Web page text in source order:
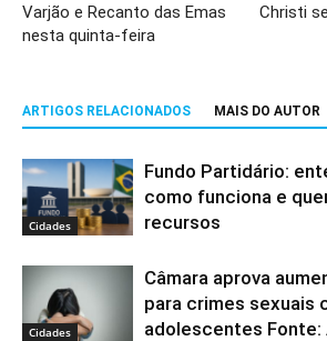
Varjão e Recanto das Emas
nesta quinta-feira
Christi
ARTIGOS RELACIONADOS MAIS DO AUTOR
Cidades
Fundo Partidário:
como funciona e
recursos
Cidades
Câmara aprova
para crimes sexuais
adolescentes Fonte: